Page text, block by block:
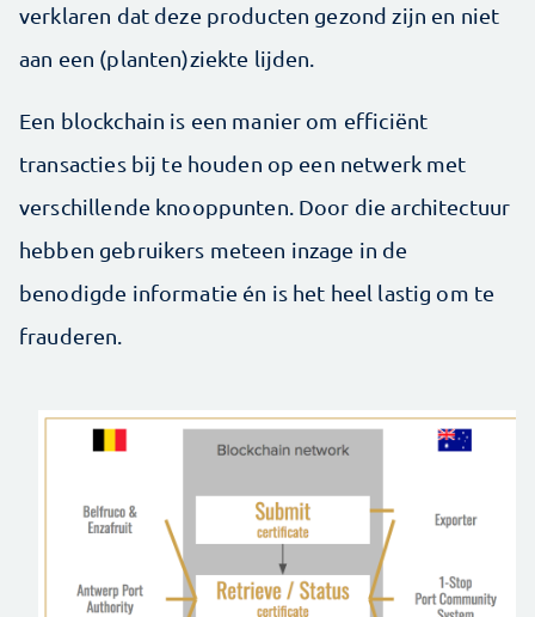
verklaren dat deze producten gezond zijn en niet
aan een (planten)ziekte lijden.
Een blockchain is een manier om efficiënt
transacties bij te houden op een netwerk met
verschillende knooppunten. Door die architectuur
hebben gebruikers meteen inzage in de
benodigde informatie én is het heel lastig om te
frauderen.